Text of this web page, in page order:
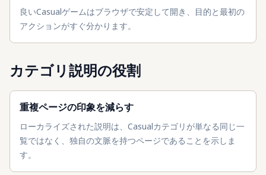
良いCasualゲームはブラウザで安定して開き、目的と最初の
アクションがすぐ分かります。
カテゴリ説明の役割
重複ページの印象を減らす
ローカライズされた説明は、Casualカテゴリが単なる同じ一
覧ではなく、独自の文脈を持つページであることを示しま
す。